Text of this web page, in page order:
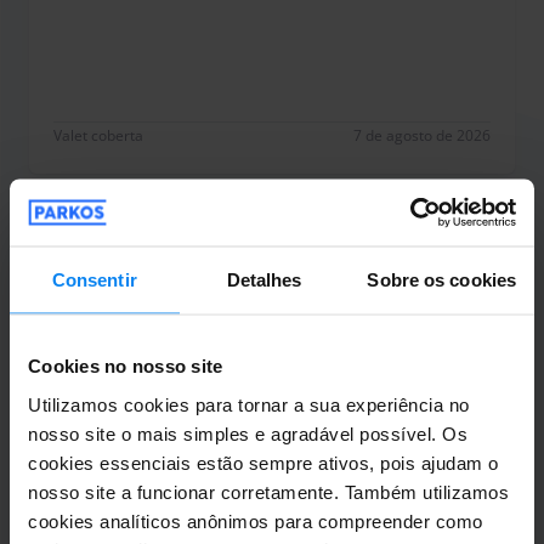
Consentir Detalhes Sobre os cookies
Cookies no nosso site
Utilizamos cookies para tornar a sua experiência no
nosso site o mais simples e agradável possível. Os
cookies essenciais estão sempre ativos, pois ajudam o
nosso site a funcionar corretamente. Também utilizamos
cookies analíticos anônimos para compreender como
Valet coberta 7 de agosto de 2026
Estacionado de 28/07/2026 a 04/08/2026
Correu tudo super bem